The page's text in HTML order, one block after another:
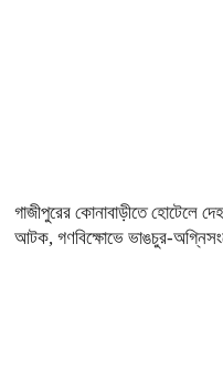
গাজীপুরের কোনাবাড়ীতে হোটেলে
আটক, গণবিক্ষোভে ভাঙচুর-